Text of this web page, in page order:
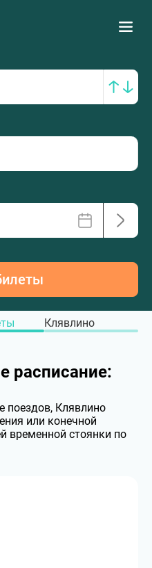
Клявлино
расписание:
поездов, Клявлино
или конечной
временной стоянки по